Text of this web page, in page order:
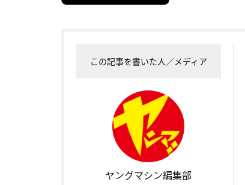
この記事を書いた人／メディア
ヤングマシン編集部